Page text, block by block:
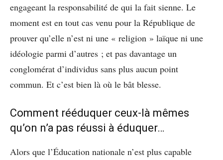
engageant la responsabilité de qui la fait sienne. Le
moment est en tout cas venu pour la République de
prouver qu’elle n’est ni une « religion » laïque ni une
idéologie parmi d’autres ; et pas davantage un
conglomérat d’individus sans plus aucun point
commun. Et c’est bien là où le bât blesse.
Comment rééduquer ceux-là mêmes
qu’on n’a pas réussi à éduquer…
Alors que l’Éducation nationale n’est plus capable